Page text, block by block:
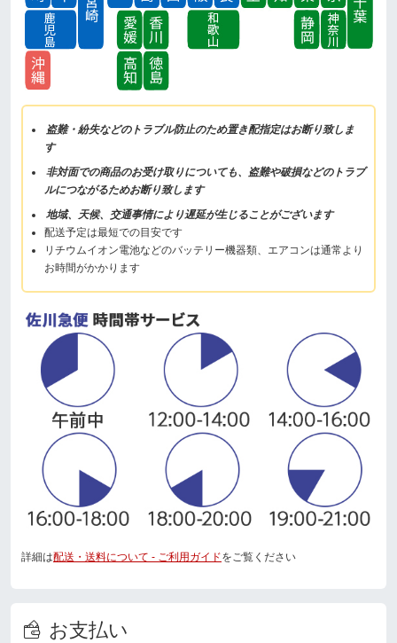
盗難・紛失などのトラブル防止のため置き配指定はお断り致しま
す
非対面での商品のお受け取りについても、盗難や破損などのトラブ
ルにつながるためお断り致します
地域、天候、交通事情により遅延が生じることがございます
配送予定は最短での目安です
リチウムイオン電池などのバッテリー機器類、エアコンは通常より
お時間がかかります
詳細は配送・送料について - ご利用ガイドをご覧ください
お支払い